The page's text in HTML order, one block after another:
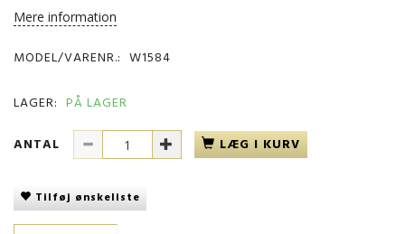
Mere information
MODEL/VARENR.: W1584
LAGER: PÅ LAGER
ANTAL
LÆG I KURV
Tilføj ønskeliste